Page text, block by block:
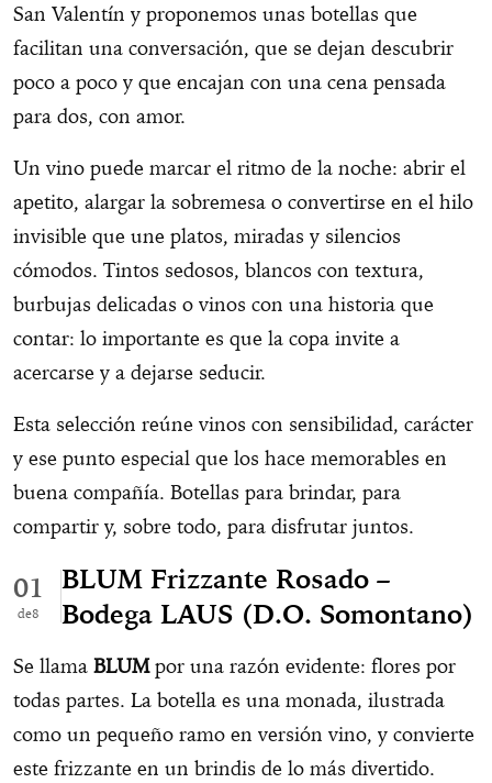
San Valentín y proponemos unas botellas que
facilitan una conversación, que se dejan descubrir
poco a poco y que encajan con una cena pensada
para dos, con amor.
Un vino puede marcar el ritmo de la noche: abrir el
apetito, alargar la sobremesa o convertirse en el hilo
invisible que une platos, miradas y silencios
cómodos. Tintos sedosos, blancos con textura,
burbujas delicadas o vinos con una historia que
contar: lo importante es que la copa invite a
acercarse y a dejarse seducir.
Esta selección reúne vinos con sensibilidad, carácter
y ese punto especial que los hace memorables en
buena compañía. Botellas para brindar, para
compartir y, sobre todo, para disfrutar juntos.
01
8
BLUM Frizzante Rosado –
Bodega LAUS (D.O. Somontano)
Se llama BLUMpor una razón evidente: flores por
todas partes. La botella es una monada, ilustrada
como un pequeño ramo en versión vino, y convierte
este frizzante en un brindis de lo más divertido.